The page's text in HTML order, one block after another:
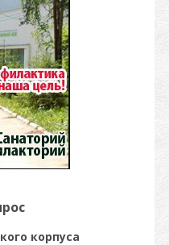
корпуса